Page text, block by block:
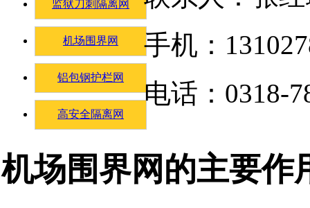
监狱刀刺隔离网
机场围界网
铝包钢护栏网
高安全隔离网
机场围界网的主要作
手机：
电话：0318-